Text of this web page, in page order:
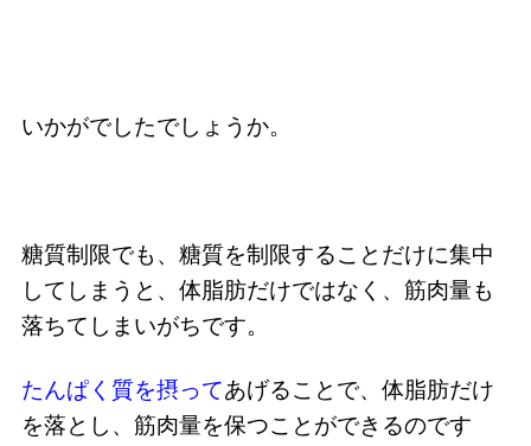
いかがでしたでしょうか。
糖質制限でも、糖質を制限することだけに集中
してしまうと、体脂肪だけではなく、筋肉量も
落ちてしまいがちです。
たんぱく質を摂ってあげることで、体脂肪だけ
を落とし、筋肉量を保つことができるのです